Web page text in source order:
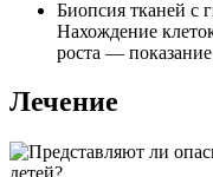
Биопсия тканей с
Нахождение
роста — показание
Лечение